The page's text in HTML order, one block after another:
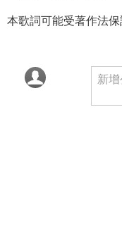
本歌詞可能受著作法保